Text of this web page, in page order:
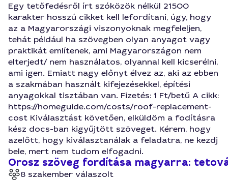
Egy tetőfedésről írt szóközök nélkül 21500
karakter hosszú cikket kell lefordítani, úgy, hogy
az a Magyarországi viszonyoknak megfeleljen,
tehát például ha szövegben olyan anyagot vagy
praktikát említenek, ami Magyarországon nem
elterjedt/ nem használatos, olyannal kell kicserélni,
ami igen. Emiatt nagy előnyt élvez az, aki az ebben
a szakmában használt kifejezésekkel, építési
anyagokkal tisztában van. Fizetés: 1 Ft/betű A cikk:
https://homeguide.com/costs/roof-replacement-
cost Kiválasztást követően, elküldöm a fodításra
kész docs-ban kigyűjtött szöveget. Kérem, hogy
azelőtt, hogy kiválasztanálak a feladatra, ne kezdj
bele, mert nem tudom elfogadni.
Orosz szöveg fordítása magyarra:
8 szakember válaszolt